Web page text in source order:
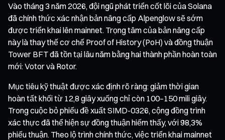
Vào tháng 3 năm 2026, đội ngũ phát triển cốt lõi của Solana
đã chính thức xác nhận bản nâng cấp Alpenglow sẽ sớm
được triển khai lên mainnet. Trọng tâm của bản nâng cấp
này là thay thế cơ chế Proof of History (PoH) và đồng thuận
Tower BFT đã tồn tại lâu năm bằng hai thành phần hoàn toàn
mới: Votor và Rotor.
Mục tiêu kỹ thuật được xác định rõ ràng: giảm thời gian
hoàn tất khối từ 12,8 giây xuống chỉ còn 100–150 mili giây.
Trong cuộc bỏ phiếu đề xuất SIMD-0326, cộng đồng trình
xác thực đã thể hiện sự đồng thuận hiếm thấy, với 98,3%
phiếu thuận. Theo lộ trình chính thức, việc triển khai mainnet